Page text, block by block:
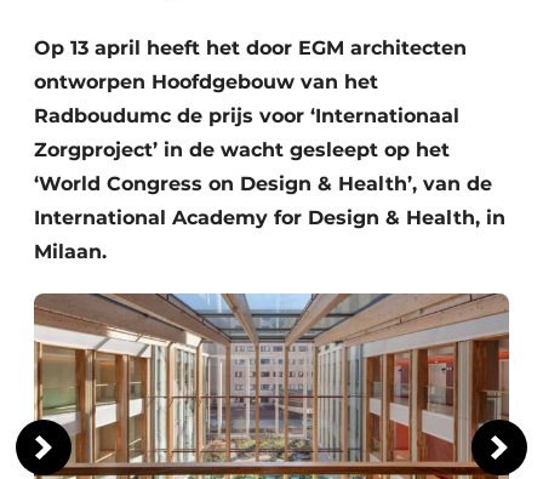
Op 13 april heeft het door EGM architecten
ontworpen Hoofdgebouw van het
Radboudumc de prijs voor ‘Internationaal
Zorgproject’ in de wacht gesleept op het
‘World Congress on Design & Health’, van de
International Academy for Design & Health, in
Milaan.